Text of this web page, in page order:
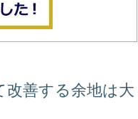
改善する余地は大